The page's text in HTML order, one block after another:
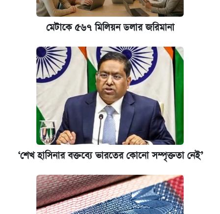
মেটাকে ৫৬৭ মিলিয়ন ডলার জরিমানা
‘শেখ হাসিনার বক্তব্যে ভারতের কোনো সম্পৃক্ততা নেই’